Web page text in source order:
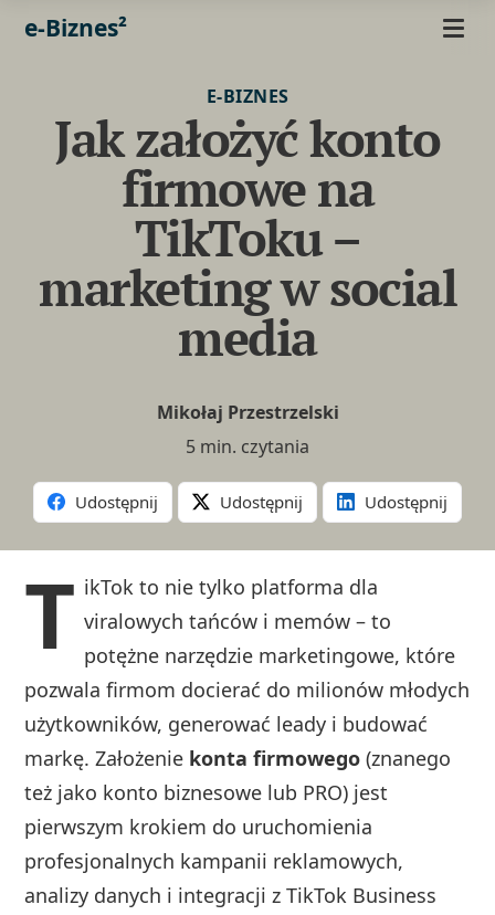
e-Biznes²
E-BIZNES
Jak założyć konto
firmowe na
TikToku –
marketing w social
media
Mikołaj Przestrzelski
5 min. czytania
Udostępnij Udostępnij Udostępnij
T ikTok to nie tylko platforma dla
viralowych tańców i memów – to
potężne narzędzie marketingowe, które
pozwala firmom docierać do milionów młodych
użytkowników, generować leady i budować
markę. Założenie konta firmowego (znanego
też jako konto biznesowe lub PRO) jest
pierwszym krokiem do uruchomienia
profesjonalnych kampanii reklamowych,
analizy danych i integracji z TikTok Business